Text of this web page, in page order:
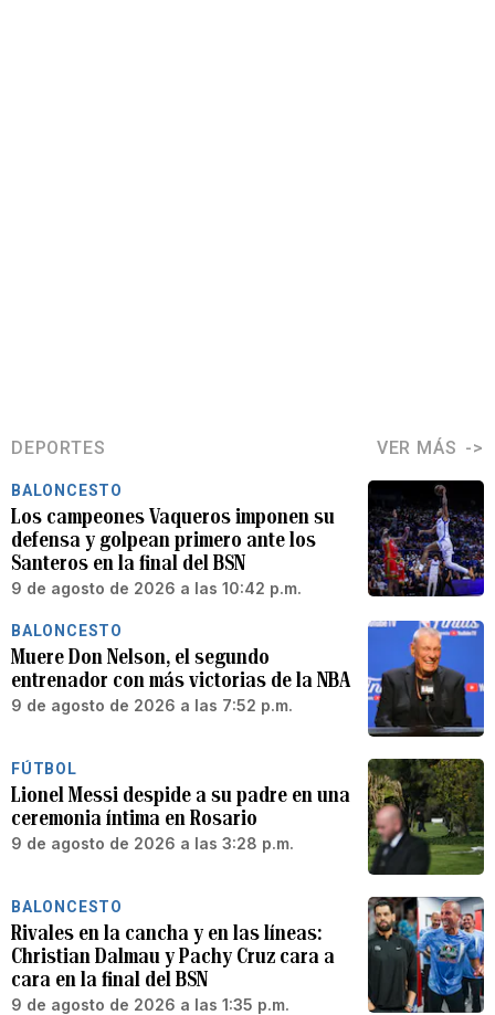
DEPORTES VER MÁS
BALONCESTO
Los campeones Vaqueros imponen su
defensa y golpean primero ante los
Santeros en la final del BSN
9 de agosto de 2026 a las 10:42 p.m.
BALONCESTO
Muere Don Nelson, el segundo
entrenador con más victorias de la NBA
9 de agosto de 2026 a las 7:52 p.m.
FÚTBOL
Lionel Messi despide a su padre en una
ceremonia íntima en Rosario
9 de agosto de 2026 a las 3:28 p.m.
BALONCESTO
Rivales en la cancha y en las líneas:
Christian Dalmau y Pachy Cruz cara a
cara en la final del BSN
9 de agosto de 2026 a las 1:35 p.m.